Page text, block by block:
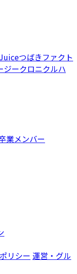
つばきファクト
ジークロニクルハ
業メンバー
リシー 運営・グル